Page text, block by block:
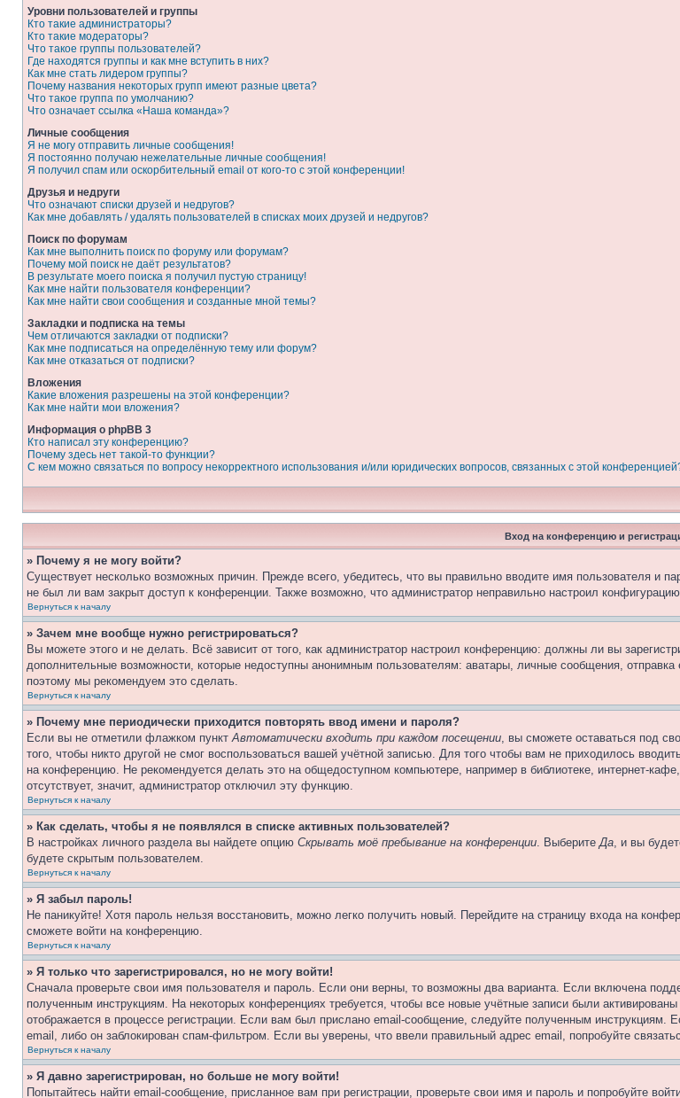
Уровни пользователей и группы
Кто такие администраторы?
Кто такие модераторы?
Что такое группы пользователей?
Где находятся группы и как мне вступить в них?
Как мне стать лидером группы?
Почему названия некоторых групп имеют разные цвета?
Что такое группа по умолчанию?
Что означает ссылка «Наша команда»?
Личные сообщения
Я не могу отправить личные сообщения!
Я постоянно получаю нежелательные личные сообщения!
Я получил спам или оскорбительный email от кого-то с этой конференции!
Друзья и недруги
Что означают списки друзей и недругов?
Как мне добавлять / удалять пользователей в списках моих друзей и недругов?
Поиск по форумам
Как мне выполнить поиск по форуму или форумам?
Почему мой поиск не даёт результатов?
В результате моего поиска я получил пустую страницу!
Как мне найти пользователя конференции?
Как мне найти свои сообщения и созданные мной темы?
Закладки и подписка на темы
Чем отличаются закладки от подписки?
Как мне подписаться на определённую тему или форум?
Как мне отказаться от подписки?
Вложения
Какие вложения разрешены на этой конференции?
Как мне найти мои вложения?
Информация о phpBB 3
Кто написал эту конференцию?
Почему здесь нет такой-то функции?
С кем можно связаться по вопросу некорректного использования и/или юридических вопросов, связанных с этой
Вход на конференцию и
» Почему я не могу войти?
Существует несколько возможных причин. Прежде всего, убедитесь, что вы правильно вводите имя пользователя и
не был ли вам закрыт доступ к конференции. Также возможно, что администратор неправильно настроил
Вернуться к началу
» Зачем мне вообще нужно регистрироваться?
Вы можете этого и не делать. Всё зависит от того, как администратор настроил конференцию: должны ли вы
дополнительные возможности, которые недоступны анонимным пользователям: аватары, личные сообщения, отправка
поэтому мы рекомендуем это сделать.
Вернуться к началу
» Почему мне периодически приходится повторять ввод имени и пароля?
Если вы не отметили флажком пунктАвтоматически входить при каждом посещении, вы сможете оставаться под
того, чтобы никто другой не смог воспользоваться вашей учётной записью. Для того чтобы вам не приходилось
на конференцию. Не рекомендуется делать это на общедоступном компьютере, например в библиотеке, интернет-
отсутствует, значит, администратор отключил эту функцию.
Вернуться к началу
» Как сделать, чтобы я не появлялся в списке активных пользователей?
В настройках личного раздела вы найдете опцию Скрывать моё пребывание на конференции. ВыберитеДа, и вы
будете скрытым пользователем.
Вернуться к началу
» Я забыл пароль!
Не паникуйте! Хотя пароль нельзя восстановить, можно легко получить новый. Перейдите на страницу входа на
сможете войти на конференцию.
Вернуться к началу
» Я только что зарегистрировался, но не могу войти!
Сначала проверьте свои имя пользователя и пароль. Если они верны, то возможны два варианта. Если включена
полученным инструкциям. На некоторых конференциях требуется, чтобы все новые учётные записи были
отображается в процессе регистрации. Если вам был прислано email-сообщение, следуйте полученным
email, либо он заблокирован спам-фильтром. Если вы уверены, что ввели правильный адрес email, попробуйте
Вернуться к началу
» Я давно зарегистрирован, но больше не могу войти!
Попытайтесь найти email-сообщение, присланное вам при регистрации, проверьте свои имя и пароль и попробуйте